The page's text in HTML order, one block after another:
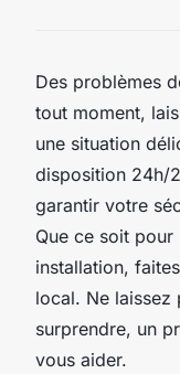
Des problèmes
tout moment,
une situation
disposition 24h/
garantir votre
Que ce soit pour
installation,
local. Ne laissez
surprendre, un
vous aider.